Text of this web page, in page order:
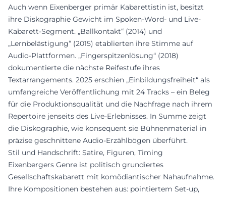
Auch wenn Eixenberger primär Kabarettistin ist, besitzt
ihre Diskographie Gewicht im Spoken-Word- und Live-
Kabarett-Segment. „Ballkontakt“ (2014) und
„Lernbelästigung“ (2015) etablierten ihre Stimme auf
Audio-Plattformen. „Fingerspitzenlösung“ (2018)
dokumentierte die nächste Reifestufe ihres
Textarrangements. 2025 erschien „Einbildungsfreiheit“ als
umfangreiche Veröffentlichung mit 24 Tracks – ein Beleg
für die Produktionsqualität und die Nachfrage nach ihrem
Repertoire jenseits des Live-Erlebnisses. In Summe zeigt
die Diskographie, wie konsequent sie Bühnenmaterial in
präzise geschnittene Audio-Erzählbögen überführt.
Stil und Handschrift: Satire, Figuren, Timing
Eixenbergers Genre ist politisch grundiertes
Gesellschaftskabarett mit komödiantischer Nahaufnahme.
Ihre Kompositionen bestehen aus: pointiertem Set-up,